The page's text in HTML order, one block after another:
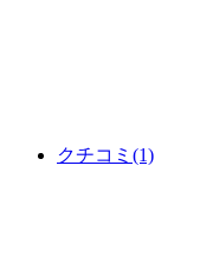
クチコミ (1)